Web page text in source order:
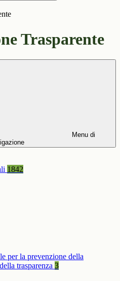
Trasparente
Menu di
1842
per la prevenzione della
trasparenza 3